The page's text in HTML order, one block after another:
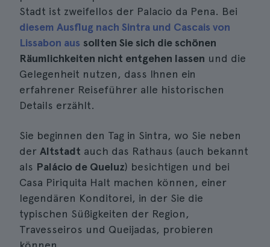
Stadt ist zweifellos der Palacio da Pena. Bei
diesem Ausflug nach Sintra und Cascais von
Lissabon aus sollten Sie sich die schönen
Räumlichkeiten nicht entgehen lassen und die
Gelegenheit nutzen, dass Ihnen ein
erfahrener Reiseführer alle historischen
Details erzählt.
Sie beginnen den Tag in Sintra, wo Sie neben
der Altstadt auch das Rathaus (auch bekannt
als Palácio de Queluz) besichtigen und bei
Casa Piriquita Halt machen können, einer
legendären Konditorei, in der Sie die
typischen Süßigkeiten der Region,
Travesseiros und Queijadas, probieren